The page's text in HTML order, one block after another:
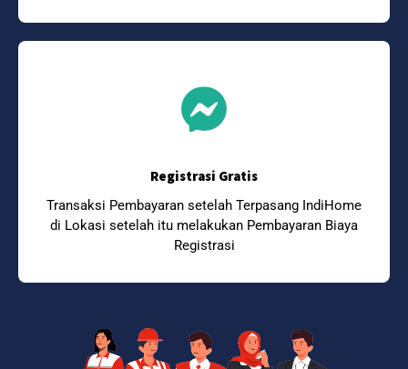
Registrasi Gratis
Transaksi Pembayaran setelah Terpasang IndiHome
di Lokasi setelah itu melakukan Pembayaran Biaya
Registrasi